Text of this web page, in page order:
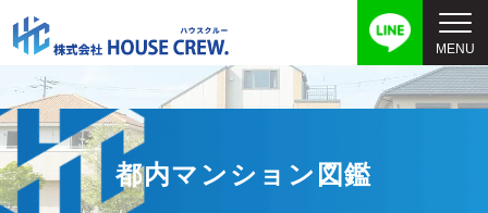
都内マンション図鑑